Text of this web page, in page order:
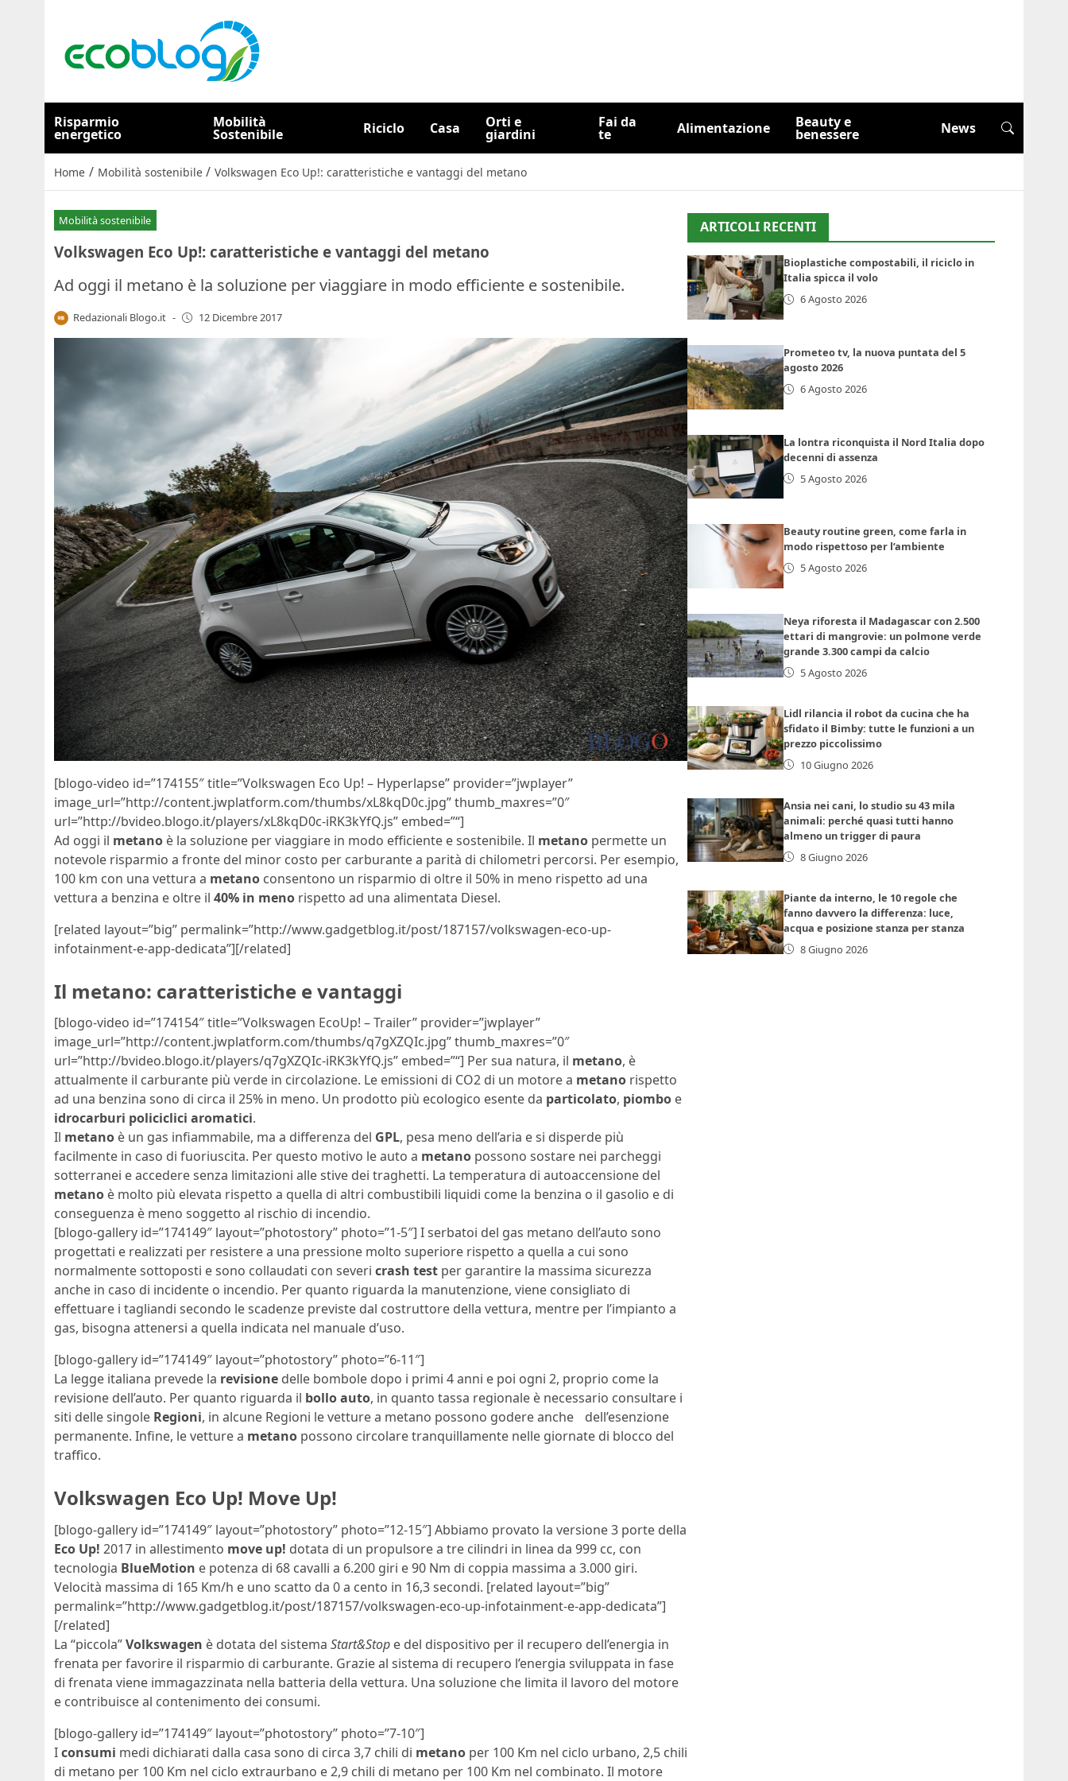
Risparmio
energetico
Mobilità
Sostenibile Riciclo Casa Orti e
giardini
Fai da
te Alimentazione Beauty e
benessere News
Home / Mobilità sostenibile / Volkswagen Eco Up!: caratteristiche e vantaggi del metano
Mobilità sostenibile
Volkswagen Eco Up!: caratteristiche e vantaggi del metano
Ad oggi il metano è la soluzione per viaggiare in modo efficiente e sostenibile.
Redazionali Blogo.it - 12 Dicembre 2017
[blogo-video id=”174155″ title=”Volkswagen Eco Up! – Hyperlapse” provider=”jwplayer”
image_url=”http://content.jwplatform.com/thumbs/xL8kqD0c.jpg” thumb_maxres=”0″
url=”http://bvideo.blogo.it/players/xL8kqD0c-iRK3kYfQ.js” embed=”“]
Ad oggi il metano è la soluzione per viaggiare in modo efficiente e sostenibile. Il metano permette un
notevole risparmio a fronte del minor costo per carburante a parità di chilometri percorsi. Per esempio,
100 km con una vettura a metano consentono un risparmio di oltre il 50% in meno rispetto ad una
vettura a benzina e oltre il 40% in meno rispetto ad una alimentata Diesel.
[related layout=”big” permalink=”http://www.gadgetblog.it/post/187157/volkswagen-eco-up-
infotainment-e-app-dedicata”][/related]
Il metano: caratteristiche e vantaggi
[blogo-video id=”174154″ title=”Volkswagen EcoUp! – Trailer” provider=”jwplayer”
image_url=”http://content.jwplatform.com/thumbs/q7gXZQIc.jpg” thumb_maxres=”0″
url=”http://bvideo.blogo.it/players/q7gXZQIc-iRK3kYfQ.js” embed=”“] Per sua natura, il metano, è
attualmente il carburante più verde in circolazione. Le emissioni di CO2 di un motore a metano rispetto
ad una benzina sono di circa il 25% in meno. Un prodotto più ecologico esente da particolato, piombo e
idrocarburi policiclici aromatici.
Il metano è un gas infiammabile, ma a differenza del GPL, pesa meno dell’aria e si disperde più
facilmente in caso di fuoriuscita. Per questo motivo le auto a metano possono sostare nei parcheggi
sotterranei e accedere senza limitazioni alle stive dei traghetti. La temperatura di autoaccensione del
metano è molto più elevata rispetto a quella di altri combustibili liquidi come la benzina o il gasolio e di
conseguenza è meno soggetto al rischio di incendio.
[blogo-gallery id=”174149″ layout=”photostory” photo=”1-5″] I serbatoi del gas metano dell’auto sono
progettati e realizzati per resistere a una pressione molto superiore rispetto a quella a cui sono
normalmente sottoposti e sono collaudati con severi crash test per garantire la massima sicurezza
anche in caso di incidente o incendio. Per quanto riguarda la manutenzione, viene consigliato di
effettuare i tagliandi secondo le scadenze previste dal costruttore della vettura, mentre per l’impianto a
gas, bisogna attenersi a quella indicata nel manuale d’uso.
[blogo-gallery id=”174149″ layout=”photostory” photo=”6-11″]
La legge italiana prevede la revisione delle bombole dopo i primi 4 anni e poi ogni 2, proprio come la
revisione dell’auto. Per quanto riguarda il bollo auto, in quanto tassa regionale è necessario consultare i
siti delle singole Regioni, in alcune Regioni le vetture a metano possono godere anche dell’esenzione
permanente. Infine, le vetture a metano possono circolare tranquillamente nelle giornate di blocco del
traffico.
Volkswagen Eco Up! Move Up!
[blogo-gallery id=”174149″ layout=”photostory” photo=”12-15″] Abbiamo provato la versione 3 porte della
Eco Up! 2017 in allestimento move up! dotata di un propulsore a tre cilindri in linea da 999 cc, con
tecnologia BlueMotion e potenza di 68 cavalli a 6.200 giri e 90 Nm di coppia massima a 3.000 giri.
Velocità massima di 165 Km/h e uno scatto da 0 a cento in 16,3 secondi. [related layout=”big”
permalink=”http://www.gadgetblog.it/post/187157/volkswagen-eco-up-infotainment-e-app-dedicata”]
[/related]
La “piccola”Volkswagen è dotata del sistema Start&Stop e del dispositivo per il recupero dell’energia in
frenata per favorire il risparmio di carburante. Grazie al sistema di recupero l’energia sviluppata in fase
di frenata viene immagazzinata nella batteria della vettura. Una soluzione che limita il lavoro del motore
e contribuisce al contenimento dei consumi.
[blogo-gallery id=”174149″ layout=”photostory” photo=”7-10″]
Iconsumi medi dichiarati dalla casa sono di circa 3,7 chili di metano per 100 Km nel ciclo urbano, 2,5 chili
di metano per 100 Km nel ciclo extraurbano e 2,9 chili di metano per 100 Km nel combinato. Il motore
ARTICOLI RECENTI
Bioplastiche compostabili, il riciclo in
Italia spicca il volo
6 Agosto 2026
Prometeo tv, la nuova puntata del 5
agosto 2026
6 Agosto 2026
La lontra riconquista il Nord Italia dopo
decenni di assenza
5 Agosto 2026
Beauty routine green, come farla in
modo rispettoso per l’ambiente
5 Agosto 2026
Neya riforesta il Madagascar con 2.500
ettari di mangrovie: un polmone verde
grande 3.300 campi da calcio
5 Agosto 2026
Lidl rilancia il robot da cucina che ha
sfidato il Bimby: tutte le funzioni a un
prezzo piccolissimo
10 Giugno 2026
Ansia nei cani, lo studio su 43 mila
animali: perché quasi tutti hanno
almeno un trigger di paura
8 Giugno 2026
Piante da interno, le 10 regole che
fanno davvero la differenza: luce,
acqua e posizione stanza per stanza
8 Giugno 2026